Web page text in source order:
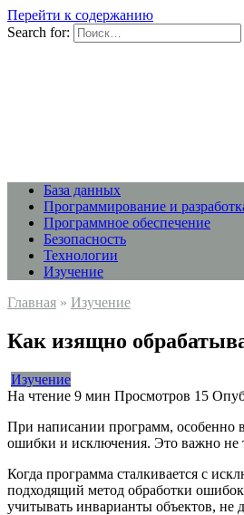
Перейти к содержанию
Search for:
База данных
Программирование и
Программное обеспечение
Безопасность
Технологии
Изучение
Главная » Изучение
Как изящно
Изучение
На чтение 9 мин Просмотров 15
При написании программ, особенно
ошибки и исключения. Это важно не
Когда программа сталкивается с
подходящий метод обработки
учитывать инварианты объектов, не